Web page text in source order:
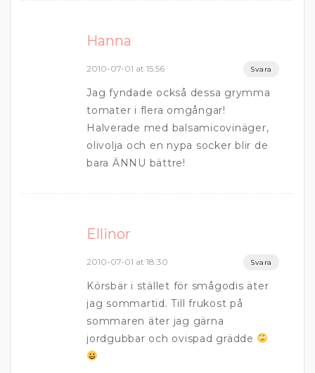
Hanna
2010-07-01 at 15:56 Svara
Jag fyndade också dessa grymma
tomater i flera omgångar!
Halverade med balsamicovinäger,
olivolja och en nypa socker blir de
bara ÄNNU bättre!
Ellinor
2010-07-01 at 18:30 Svara
Körsbär i stället för smågodis äter
jag sommartid. Till frukost på
sommaren äter jag gärna
jordgubbar och ovispad grädde